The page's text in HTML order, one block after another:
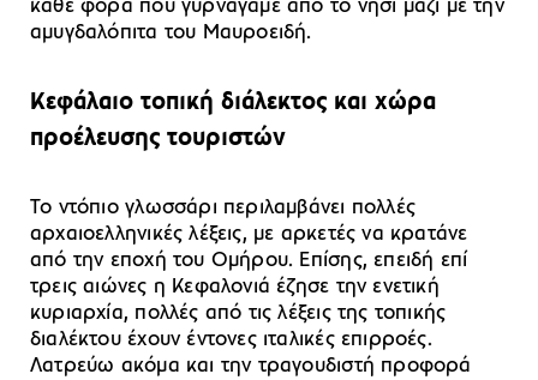
κάθε φορά που γυρνάγαμε από το νησί μαζί με την
αμυγδαλόπιτα του Μαυροειδή.
Κεφάλαιο τοπική διάλεκτος και χώρα
προέλευσης τουριστών
Το ντόπιο γλωσσάρι περιλαμβάνει πολλές
αρχαιοελληνικές λέξεις, με αρκετές να κρατάνε
από την εποχή του Ομήρου. Επίσης, επειδή επί
τρεις αιώνες η Κεφαλονιά έζησε την ενετική
κυριαρχία, πολλές από τις λέξεις της τοπικής
διαλέκτου έχουν έντονες ιταλικές επιρροές.
Λατρεύω ακόμα και την τραγουδιστή προφορά